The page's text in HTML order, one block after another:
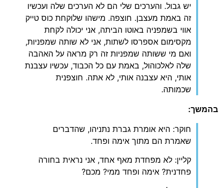
יש גבול. והערכים שלי הם לא הערכים שלה ועכשיו
זה באמת מעצבן. חוצפה. מישהו שלוקחת כוס טייק
אווי בשמפניה באוטו הביתה, אני יכולה לקחת
מקסימום אספרסו לשתות, אני לא שותה שמפניות,
ואם מי ששותה שמפניות זה רק מראה על האהבה
שלה לאלכוהול, באמת עם כל הכבוד, עכשיו עצבנת
אותי, היא עצבנה אותי, לא אתה. חוצפנית
שכמותה.
בהמשך:
חוקר: היא אומרת גברת נתניהו, שהדברים
שאמרת הם מתוך אימה ופחד.
קליין: לא מפחדת מאף אחד, אני נראית בחורה
פחדנית? אימה ופחד ממי? מכם?